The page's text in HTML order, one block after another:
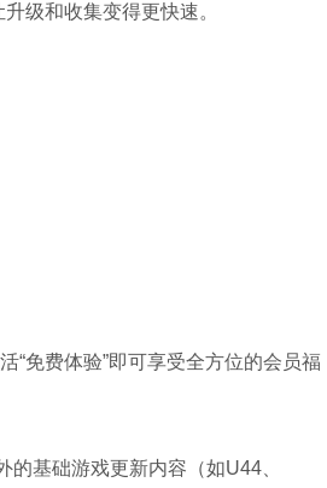
级和收集变得更快速。
免费体验”即可享受全方位的会员福
基础游戏更新内容（如U44、